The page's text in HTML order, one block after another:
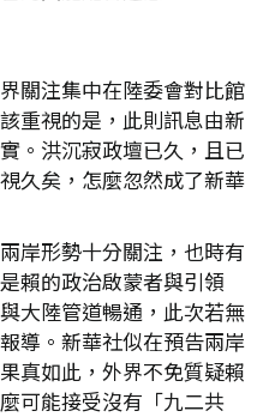
關注集中在陸委會對比館
重視的是，此則訊息由新
。洪沉寂政壇已久，且已
久矣，怎麼忽然成了新華
岸形勢十分關注，也時有
賴的政治啟蒙者與引領
大陸管道暢通，此次若無
導。新華社似在預告兩岸
真如此，外界不免質疑賴
可能接受沒有「九二共